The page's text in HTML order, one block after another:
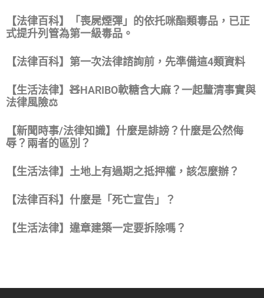
【法律百科】「喪屍煙彈」的依托咪酯類毒品，已正
式提升列管為第一級毒品。
【法律百科】第一次法律諮詢前，先準備這4類資料
【生活法律】🧸HARIBO軟糖含大麻？一起釐清事實與
法律風險⚖️
【新聞時事/法律知識】什麼是誹謗？什麼是公然侮
辱？兩者的區別？
【生活法律】土地上有過期之抵押權，該怎麼辦？
【法律百科】什麼是「死亡宣告」？
【生活法律】違章建築一定要拆除嗎？